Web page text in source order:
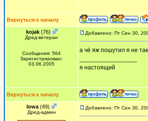
Вернуться к началу
kojak(76)
Дред-ветеран
Сообщения: 564
Зарегистрирован:
03.06.2005
Добавлено: Пт Сен 30,
а чё яж пошутил я не
я настоящий
Вернуться к началу
Iowa (49)
Дред-админ
Добавлено: Пт Сен 30,